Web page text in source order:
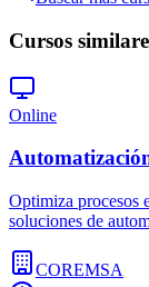
Cursos
Online
Optimiza procesos
soluciones de
COREMSA